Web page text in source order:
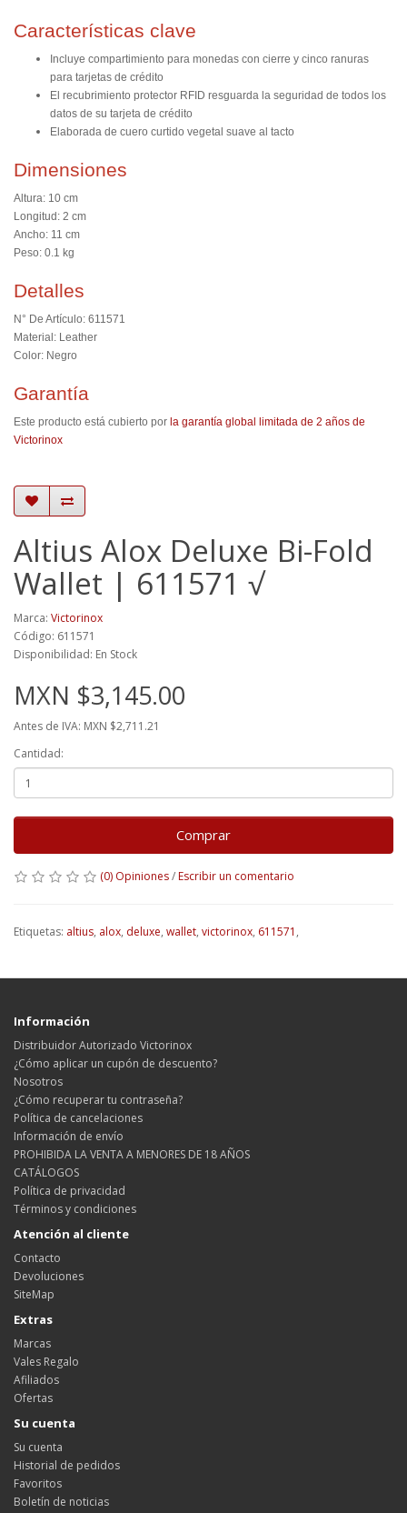
Características clave
Incluye compartimiento para monedas con cierre y cinco ranuras
para tarjetas de crédito
El recubrimiento protector RFID resguarda la seguridad de todos los
datos de su tarjeta de crédito
Elaborada de cuero curtido vegetal suave al tacto
Dimensiones
Altura: 10 cm
Longitud: 2 cm
Ancho: 11 cm
Peso: 0.1 kg
Detalles
N° De Artículo: 611571
Material: Leather
Color: Negro
Garantía
Este producto está cubierto por la garantía global limitada de 2 años de
Victorinox
Altius Alox Deluxe Bi-Fold
Wallet | 611571 √
Marca: Victorinox
Código: 611571
Disponibilidad: En Stock
MXN $3,145.00
Antes de IVA: MXN $2,711.21
Cantidad:
Comprar
(0) Opiniones/ Escribir un comentario
Etiquetas: altius, alox, deluxe, wallet, victorinox, 611571 ,
Información
Distribuidor Autorizado Victorinox
¿Cómo aplicar un cupón de descuento?
Nosotros
¿Cómo recuperar tu contraseña?
Política de cancelaciones
Información de envío
PROHIBIDA LA VENTA A MENORES DE 18 AÑOS
CATÁLOGOS
Política de privacidad
Términos y condiciones
Atención al cliente
Contacto
Devoluciones
SiteMap
Extras
Marcas
Vales Regalo
Afiliados
Ofertas
Su cuenta
Su cuenta
Historial de pedidos
Favoritos
Boletín de noticias